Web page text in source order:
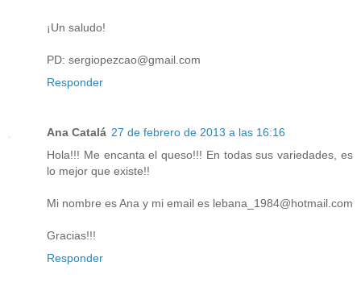
¡Un saludo!
PD: sergiopezcao@gmail.com
Responder
Ana Catalá 27 de febrero de 2013 a las 16:16
Hola!!! Me encanta el queso!!! En todas sus variedades, es
lo mejor que existe!!
Mi nombre es Ana y mi email es lebana_1984@hotmail.com
Gracias!!!
Responder